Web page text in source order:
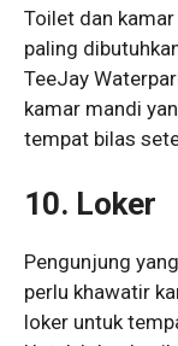
Toilet dan
paling
TeeJay
kamar mandi
tempat bilas
10. Loker
Pengunjung
perlu khawatir
loker untuk